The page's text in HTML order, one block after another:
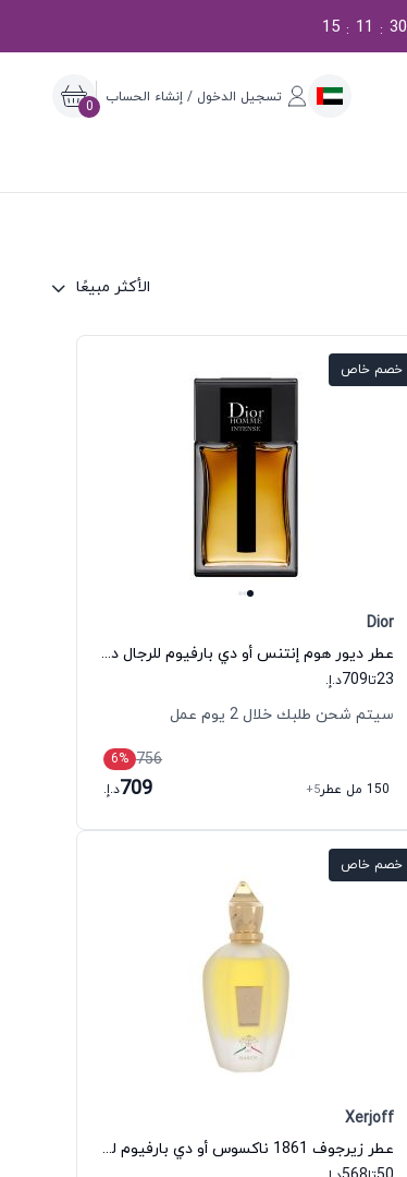
29
:
11
:
15
تسجيل الدخول / إنشاء الحساب
0
الأكثر مبيعًا
خصم خاص
Dior
عطر ديور هوم إنتنس أو دي بارفيوم للرجال ديور
23تا709د.إ.
سيتم شحن طلبك خلال 2 يوم عمل
756
6%
150 مل عطر
+5
709د.إ.
خصم خاص
Xerjoff
عطر زيرجوف 1861 ناكسوس أو دي بارفيوم للجنسين زيرجوف